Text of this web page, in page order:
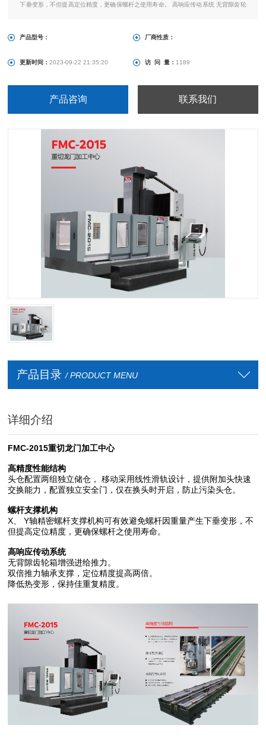
下垂变形，不但提高定位精度，更确保螺杆之使用寿命。 高响应传动系统 无背隙齿轮
精度。
产品型号： 厂商性质：
更新时间：2023-09-22 21:35:20 访 问 量： 1189
产品咨询 联系我们
产品目录 / PRODUCT MENU
详细介绍
FMC-2015重切龙门加工中心
高精度性能结构
头仓配置两组独立储仓， 移动采用线性滑轨设计，提供附加头快速
交换能力，配置独立安全门，仅在换头时开启，防止污染头仓。
螺杆支撑机构
X、 Y轴精密螺杆支撑机构可有效避免螺杆因重量产生下垂变形，不
但提高定位精度，更确保螺杆之使用寿命。
高响应传动系统
无背隙齿轮箱增强进给推力。
双倍推力轴承支撑，定位精度提高两倍。
降低热变形，保持佳重复精度。